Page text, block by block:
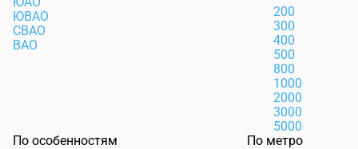
ЮВАО
СВАО
ВАО
200
300
400
500
800
1000
2000
3000
5000
По особенностям
По метро